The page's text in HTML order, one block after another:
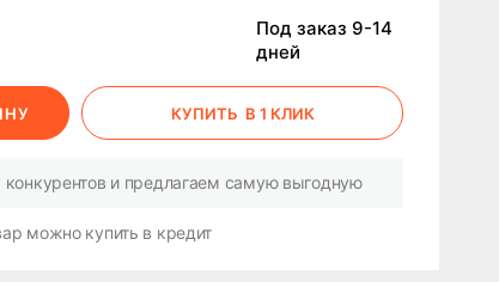
Под заказ 9-14
дней
КУПИТЬ В 1 КЛИК
и предлагаем самую выгодную
можно купить в кредит